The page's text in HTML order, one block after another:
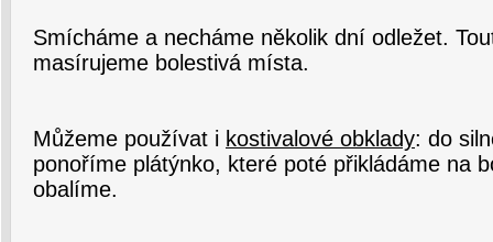
Smícháme a necháme několik dní odležet.
masírujeme bolestivá místa.
Můžeme používat i kostivalové obklady: do
ponoříme plátýnko, které poté přikládáme na
obalíme.